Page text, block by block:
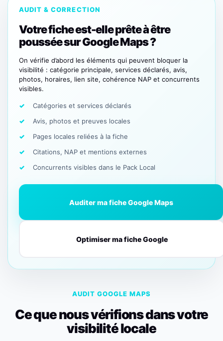
AUDIT & CORRECTION
Votre fiche est-elle prête à être
poussée sur Google Maps ?
On vérifie d’abord les éléments qui peuvent bloquer la
visibilité : catégorie principale, services déclarés, avis,
photos, horaires, lien site, cohérence NAP et concurrents
visibles.
Catégories et services déclarés
Avis, photos et preuves locales
Pages locales reliées à la fiche
Citations, NAP et mentions externes
Concurrents visibles dans le Pack Local
Auditer ma fiche Google Maps
Optimiser ma fiche Google
AUDIT GOOGLE MAPS
Ce que nous vérifions dans votre
visibilité locale